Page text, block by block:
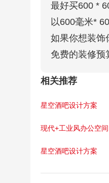
最好买600 *
以600毫米*
如果你想装饰
免费的装修预
相关推荐
星空酒吧设计方案
现代+工业风办公空间
星空酒吧设计方案